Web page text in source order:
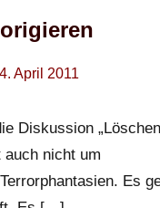
April 2011
Diskussion „Löschen
auch nicht um
Es